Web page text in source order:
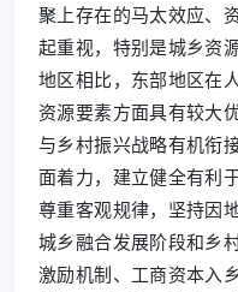
聚上存在的马太效应、
起重视，特别是城乡资
地区相比，东部地区在
资源要素方面具有较大
与乡村振兴战略有机衔
面着力，建立健全有利
尊重客观规律，坚持因
城乡融合发展阶段和乡
激励机制、工商资本入